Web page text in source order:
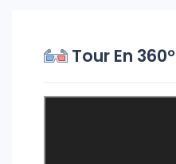
Tour En 360°